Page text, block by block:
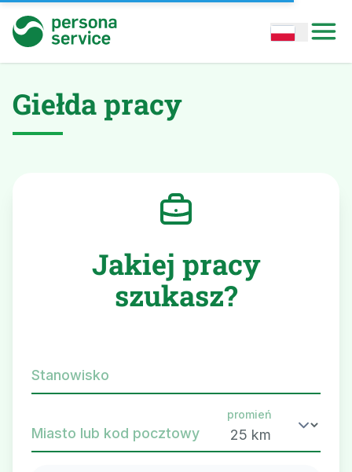
persona service Open options
Giełda pracy
Jakiej pracy
szukasz?
Stanowisko
Miasto lub kod pocztowy
promień